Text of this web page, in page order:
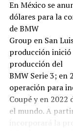
En México se
dólares para la
de BMW
Group en San
producción inició
producción del
BMW Serie 3; en
operación para
Coupé y en 2022
el mundo. A